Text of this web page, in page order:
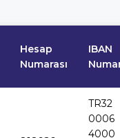
Hesap
Numarası
IBAN
TR32
0006
4000